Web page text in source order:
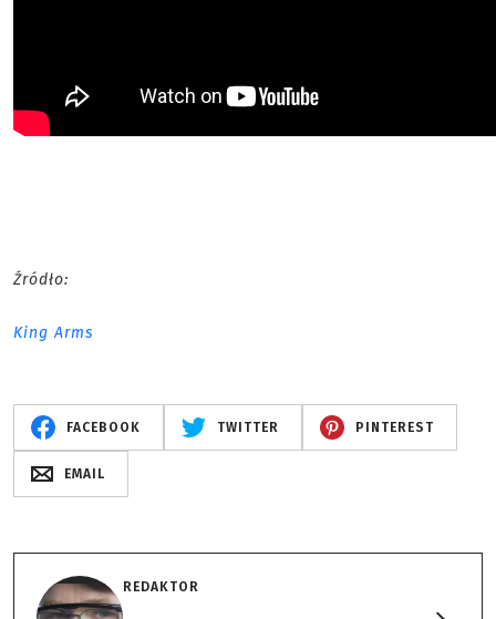
Źródło:
King Arms
FACEBOOK TWITTER PINTEREST
EMAIL
REDAKTOR